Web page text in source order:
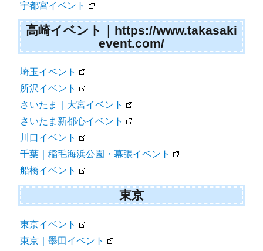
宇都宮イベント
高崎イベント｜https://www.takasaki
event.com/
埼玉イベント
所沢イベント
さいたま｜大宮イベント
さいたま新都心イベント
川口イベント
千葉｜稲毛海浜公園・幕張イベント
船橋イベント
東京
東京イベント
東京｜墨田イベント